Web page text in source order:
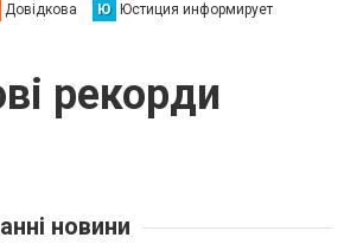
Довідкова Ю Юстиция информирует
рекорди
новини